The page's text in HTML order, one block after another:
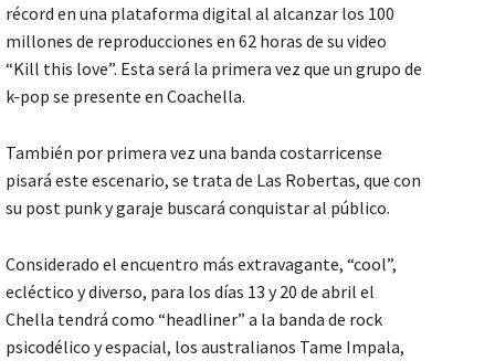
récord en una plataforma digital al alcanzar los 100
millones de reproducciones en 62 horas de su video
“Kill this love”. Esta será la primera vez que un grupo de
k-pop se presente en Coachella.
También por primera vez una banda costarricense
pisará este escenario, se trata de Las Robertas, que con
su post punk y garaje buscará conquistar al público.
Considerado el encuentro más extravagante, “cool”,
ecléctico y diverso, para los días 13 y 20 de abril el
Chella tendrá como “headliner” a la banda de rock
psicodélico y espacial, los australianos Tame Impala,